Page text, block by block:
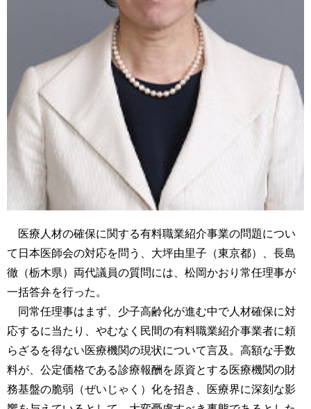
医療人材の確保に関する有料職業紹介事業の問題につい
て日本医師会の対応を問う、大坪由里子（東京都）、長島
徹（栃木県）両代議員の質問には、松岡かおり常任理事が
一括答弁を行った。
同常任理事はまず、少子高齢化が進む中で人材確保に対
応するに当たり、やむなく民間の有料職業紹介事業者に頼
らざるを得ない医療機関の現状について言及。高額な手数
料が、公定価格である診療報酬を原資とする医療機関の財
務基盤の脆弱（ぜいじゃく）化を招き、医療界に深刻な影